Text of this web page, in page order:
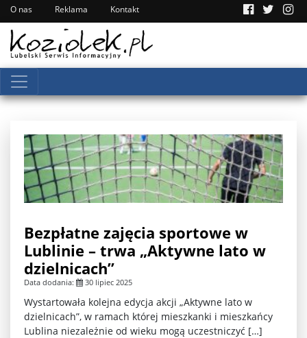
O nas Reklama Kontakt
Bezpłatne zajęcia sportowe w
Lublinie – trwa „Aktywne lato w
dzielnicach”
Data dodania: 30 lipiec 2025
Wystartowała kolejna edycja akcji „Aktywne lato w
dzielnicach”, w ramach której mieszkanki i mieszkańcy
Lublina niezależnie od wieku mogą uczestniczyć […]